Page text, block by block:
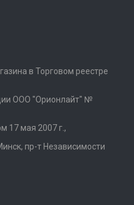
в Торговом реестре
ООО "Орионлайт" №
17 мая 2007 г.,
пр-т Независимости